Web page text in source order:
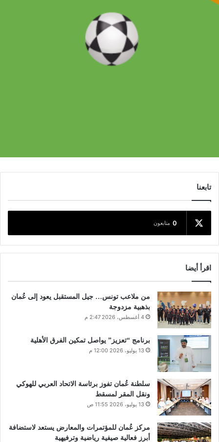
تابعنا
0 متابعون
اقرأ أيضا
من ملاعب تونس… جيل المستقبل يعود إلى عُمان
بذهبية مزدوجة
4 أغسطس، 2026 2:47 م
برنامج “تعزيز” يواصل تمكين الفرق الأهلية
13 يوليو، 2026 12:00 م
سلطنة عُمان تفوز برئاسة الاتحاد العربي للهوكي
ونقل المقر لمسقط
13 يوليو، 2026 11:55 ص
مركز عُمان للمؤتمرات والمعارض يستعد لاستضافة
أبرز فعالية صيفية رياضية وترفيهية